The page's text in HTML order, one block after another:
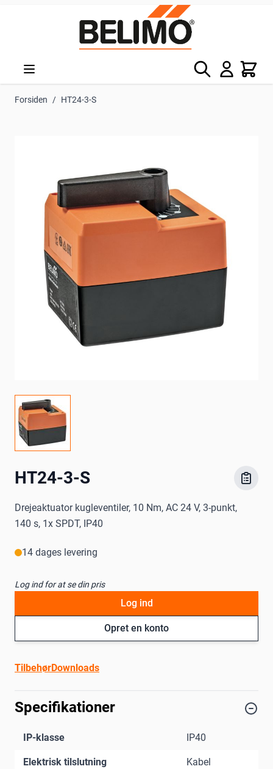
Søg Kurv
Forsiden / HT24-3-S
HT24-3-S
Drejeaktuator kugleventiler, 10 Nm, AC 24 V, 3-punkt,
140 s, 1x SPDT, IP40
14 dages levering
Log ind for at se din pris
Opret en konto
Log ind
TilbehørDownloads
Specifikationer
IP-klasse IP40
Elektrisk tilslutning Kabel